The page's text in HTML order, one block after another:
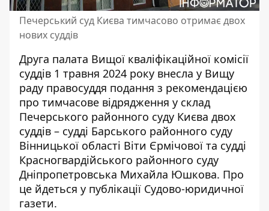
Печерський суд Києва тимчасово отримає двох
нових суддів
Друга палата Вищої кваліфікаційної комісії
суддів 1 травня 2024 року внесла у Вищу
раду правосуддя подання з рекомендацією
про тимчасове відрядження у склад
Печерського районного суду Києва двох
суддів – судді Барського районного суду
Вінницької області Віти Єрмічової та судді
Красногвардійського районного суду
Дніпропетровська Михайла Юшкова. Про
це йдеться у публікації Судово-юридичної
газети.